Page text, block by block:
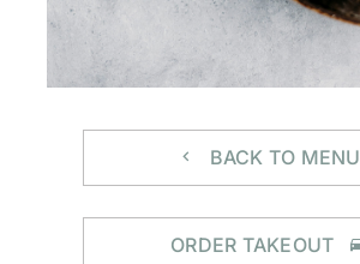
BACK TO MENU
ORDER TAKEOUT